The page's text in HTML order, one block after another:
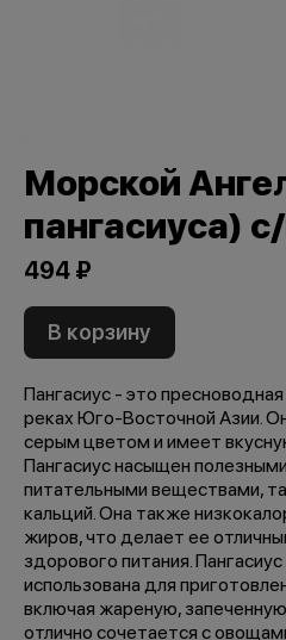
Морской
пангасиуса)
494 ₽
В корзину
Пангасиус - это
реках Юго-Восточной Азии.
серым цветом и имеет
Пангасиус насыщен
питательными веществами,
кальций. Она также
жиров, что делает ее
здорового питания.
использована для
включая жареную,
отлично сочетается с